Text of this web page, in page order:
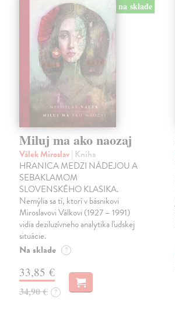
na sklade
Miluj ma ako naozaj
Válek Miroslav| Kniha
HRANICA MEDZI NÁDEJOU A
SEBAKLAMOM
SLOVENSKÉHO KLASIKA.
Nemýlia sa tí, ktorí v básnikovi
Miroslavovi Válkovi (1927 – 1991)
vidia deziluzívneho analytika ľudskej
situácie.
Na sklade ?
33,85 €
34,90 € ?